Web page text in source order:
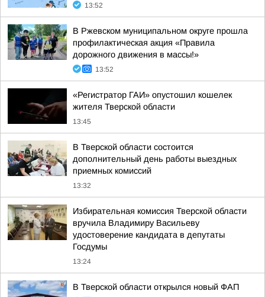
13:52
В Ржевском муниципальном округе прошла
профилактическая акция «Правила
дорожного движения в массы!»
13:52
«Регистратор ГАИ» опустошил кошелек
жителя Тверской области
13:45
В Тверской области состоится
дополнительный день работы выездных
приемных комиссий
13:32
Избирательная комиссия Тверской области
вручила Владимиру Васильеву
удостоверение кандидата в депутаты
Госдумы
13:24
В Тверской области открылся новый ФАП